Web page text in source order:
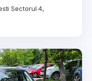
Sectorul 4,